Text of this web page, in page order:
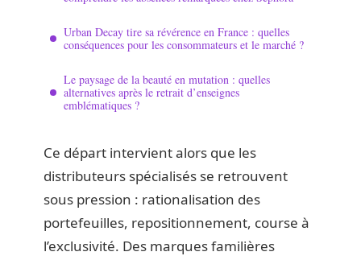
Urban Decay tire sa révérence en France : quelles
conséquences pour les consommateurs et le marché ?
Le paysage de la beauté en mutation : quelles
alternatives après le retrait d’enseignes
emblématiques ?
Ce départ intervient alors que les
distributeurs spécialisés se retrouvent
sous pression : rationalisation des
portefeuilles, repositionnement, course à
l’exclusivité. Des marques familières